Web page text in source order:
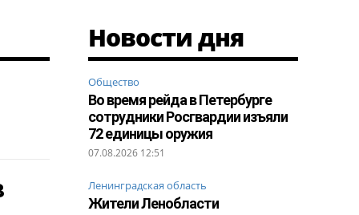
Новости дня
Общество
Во время рейда в Петербурге
сотрудники Росгвардии изъяли
72 единицы оружия
07.08.2026 12:51
Ленинградская область
Жители Ленобласти